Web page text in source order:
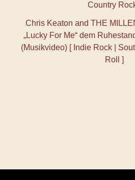
Country
Chris Keaton and THE
„Lucky For Me“ dem
(Musikvideo) [ Indie Rock |
Roll ]